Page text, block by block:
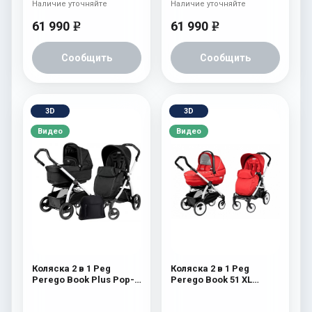
61 990 e
Сообщить
Наличие уточняйте
61 990 e
Сообщить
Наличие уточняйте
3D
Видео
Коляска 2 в 1 Peg
Perego Book Plus Pop-
3D
Видео
Коляска 2 в 1 Peg
Perego Book 51 XL